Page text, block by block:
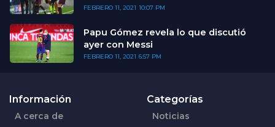
FEBRERO 11, 2021 10:07 PM
Papu Gómez revela lo que discutió
ayer con Messi
FEBRERO 11, 2021 6:57 PM
Información
A cerca de
Categorías
Noticias